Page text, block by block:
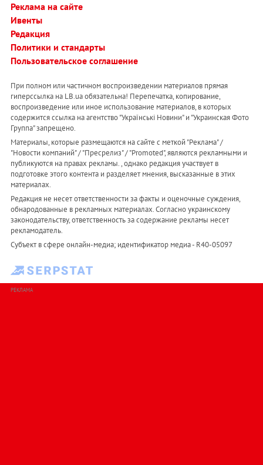
Реклама на сайте
Ивенты
Редакция
Политики и стандарты
Пользовательское соглашение
При полном или частичном воспроизведении материалов прямая
гиперссылка на LB.ua обязательна! Перепечатка, копирование,
воспроизведение или иное использование материалов, в которых
содержится ссылка на агентство "Українськi Новини" и "Украинская Фото
Группа" запрещено.
Материалы, которые размещаются на сайте с меткой "Реклама" /
"Новости компаний" / "Пресрелиз" / "Promoted", являются рекламными и
публикуются на правах рекламы. , однако редакция участвует в
подготовке этого контента и разделяет мнения, высказанные в этих
материалах.
Редакция не несет ответственности за факты и оценочные суждения,
обнародованные в рекламных материалах. Согласно украинскому
законодательству, ответственность за содержание рекламы несет
рекламодатель.
Субъект в сфере онлайн-медиа; идентификатор медиа - R40-05097
РЕКЛАМА